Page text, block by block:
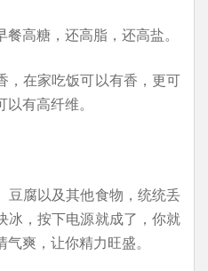
高糖，还高脂，还高盐。
，在家吃饭可以有香，更可
有高纤维。
豆腐以及其他食物，统统丢
冰，按下电源就成了，你就
爽，让你精力旺盛。